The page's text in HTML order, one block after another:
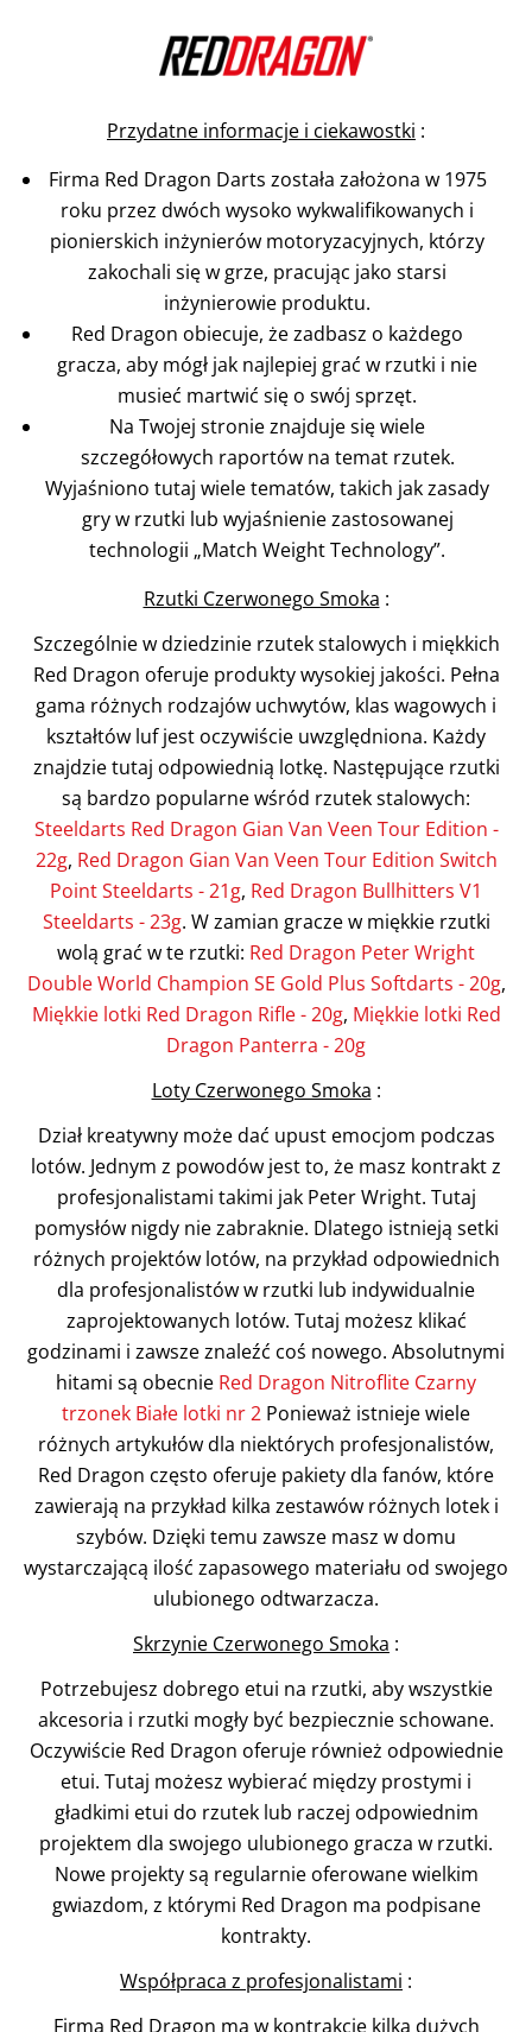
Przydatne informacje i ciekawostki :
Firma Red Dragon Darts została założona w 1975
roku przez dwóch wysoko wykwalifikowanych i
pionierskich inżynierów motoryzacyjnych, którzy
zakochali się w grze, pracując jako starsi
inżynierowie produktu.
Red Dragon obiecuje, że zadbasz o każdego
gracza, aby mógł jak najlepiej grać w rzutki i nie
musieć martwić się o swój sprzęt.
Na Twojej stronie znajduje się wiele
szczegółowych raportów na temat rzutek.
Wyjaśniono tutaj wiele tematów, takich jak zasady
gry w rzutki lub wyjaśnienie zastosowanej
technologii „Match Weight Technology”.
Rzutki Czerwonego Smoka :
Szczególnie w dziedzinie rzutek stalowych i miękkich
Red Dragon oferuje produkty wysokiej jakości. Pełna
gama różnych rodzajów uchwytów, klas wagowych i
kształtów luf jest oczywiście uwzględniona. Każdy
znajdzie tutaj odpowiednią lotkę. Następujące rzutki
są bardzo popularne wśród rzutek stalowych:
Steeldarts Red Dragon Gian Van Veen Tour Edition -
22g, Red Dragon Gian Van Veen Tour Edition Switch
Point Steeldarts - 21g, Red Dragon Bullhitters V1
Steeldarts - 23g. W zamian gracze w miękkie rzutki
wolą grać w te rzutki: Red Dragon Peter Wright
Double World Champion SE Gold Plus Softdarts - 20g,
Miękkie lotki Red Dragon Rifle - 20g, Miękkie lotki Red
Dragon Panterra - 20g
Loty Czerwonego Smoka :
Dział kreatywny może dać upust emocjom podczas
lotów. Jednym z powodów jest to, że masz kontrakt z
profesjonalistami takimi jak Peter Wright. Tutaj
pomysłów nigdy nie zabraknie. Dlatego istnieją setki
różnych projektów lotów, na przykład odpowiednich
dla profesjonalistów w rzutki lub indywidualnie
zaprojektowanych lotów. Tutaj możesz klikać
godzinami i zawsze znaleźć coś nowego. Absolutnymi
hitami są obecnie Red Dragon Nitroflite Czarny
trzonek Białe lotki nr 2 Ponieważ istnieje wiele
różnych artykułów dla niektórych profesjonalistów,
Red Dragon często oferuje pakiety dla fanów, które
zawierają na przykład kilka zestawów różnych lotek i
szybów. Dzięki temu zawsze masz w domu
wystarczającą ilość zapasowego materiału od swojego
ulubionego odtwarzacza.
Skrzynie Czerwonego Smoka :
Potrzebujesz dobrego etui na rzutki, aby wszystkie
akcesoria i rzutki mogły być bezpiecznie schowane.
Oczywiście Red Dragon oferuje również odpowiednie
etui. Tutaj możesz wybierać między prostymi i
gładkimi etui do rzutek lub raczej odpowiednim
projektem dla swojego ulubionego gracza w rzutki.
Nowe projekty są regularnie oferowane wielkim
gwiazdom, z którymi Red Dragon ma podpisane
kontrakty.
Współpraca z profesjonalistami :
Firma Red Dragon ma w kontrakcie kilka dużych